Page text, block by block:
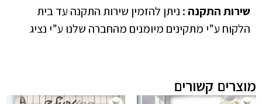
שירות התקנה : ניתן להזמין שירות התקנה עד בית
הלקוח ע”י מתקינים מיומנים מהחברה שלנו ע”י נציג
מוצרים קשורים